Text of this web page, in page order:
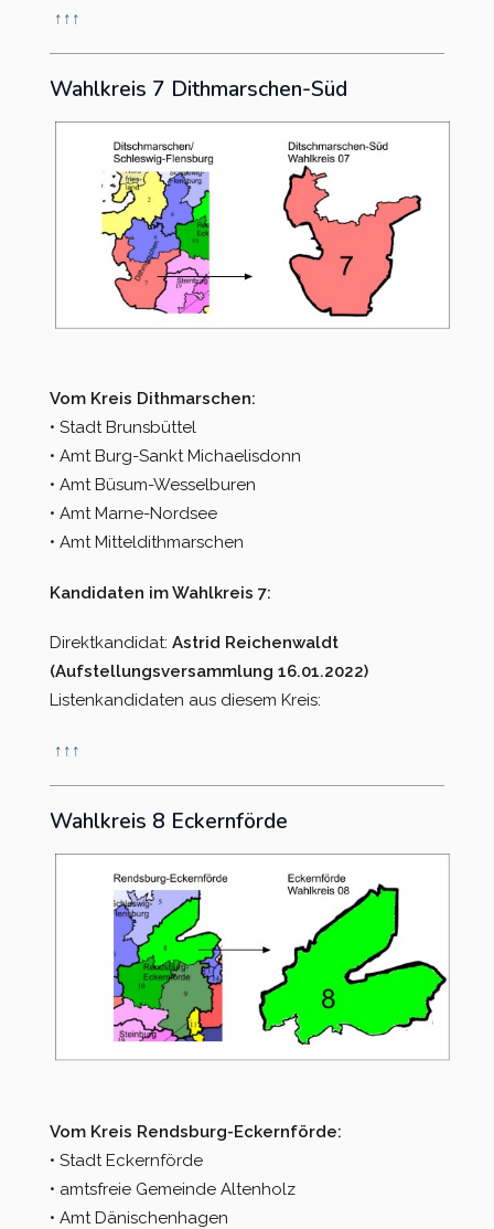
↑ ↑ ↑
Wahlkreis 7 Dithmarschen-Süd
Vom Kreis Dithmarschen:
• Stadt Brunsbüttel
• Amt Burg-Sankt Michaelisdonn
• Amt Büsum-Wesselburen
• Amt Marne-Nordsee
• Amt Mitteldithmarschen
Kandidaten im Wahlkreis 7:
Direktkandidat: Astrid Reichenwaldt
(Aufstellungsversammlung 16.01.2022)
Listenkandidaten aus diesem Kreis:
↑ ↑ ↑
Wahlkreis 8 Eckernförde
Vom Kreis Rendsburg-Eckernförde:
• Stadt Eckernförde
• amtsfreie Gemeinde Altenholz
• Amt Dänischenhagen